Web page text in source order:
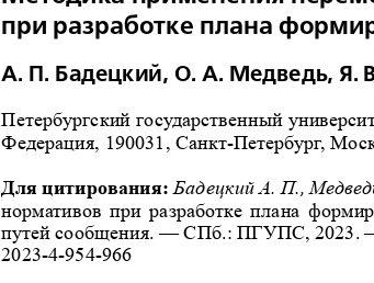
при разработке плана
А. П. Бадецкий, О. А. Медведь, Я.
Петербургский государственный
Федерация, 190031, Санкт-Петербург,
Для цитирования: Бадецкий А. П.,
нормативов при разработке плана
путей сообщения. — СПб.: ПГУПС, 2023.
2023-4-954-966